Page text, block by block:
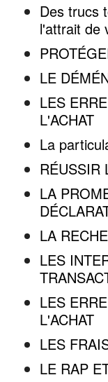
Des trucs
l'attrait de
LE
LES
L'ACHAT
La
RÉUSSIR
LA
LA
LES
LES
L'ACHAT
LES
LE RAP